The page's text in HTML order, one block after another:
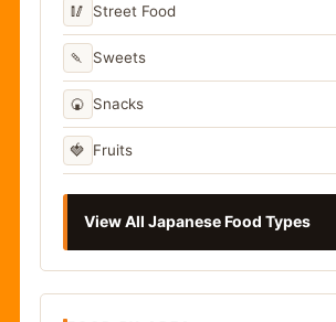
🥢 Street Food
🍡 Sweets
🍘 Snacks
🍓 Fruits
View All Japanese Food Types